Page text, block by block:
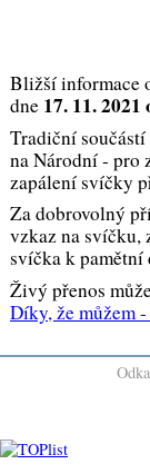
Bližší informace
dne 17. 11.
Tradiční
na Národní - pro
zapálení svíčky
Za dobrovolný
vzkaz na svíčku,
svíčka k pamětní
Živý přenos
Díky, že můžem